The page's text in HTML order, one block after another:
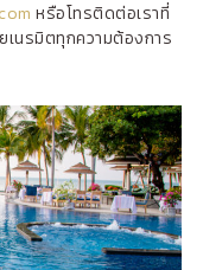
หรือโทรติดต่อเราที่
เนรมิตทุกความต้องการ